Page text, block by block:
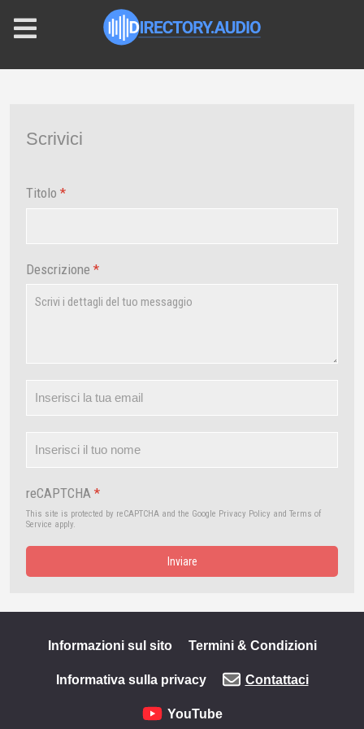
Scrivici
Titolo *
Descrizione *
reCAPTCHA *
This site is protected by reCAPTCHA and the Google Privacy Policy and Terms of
Service apply.
Inviare
Informazioni sul sito Termini & Condizioni
Informativa sulla privacy Contattaci
YouTube